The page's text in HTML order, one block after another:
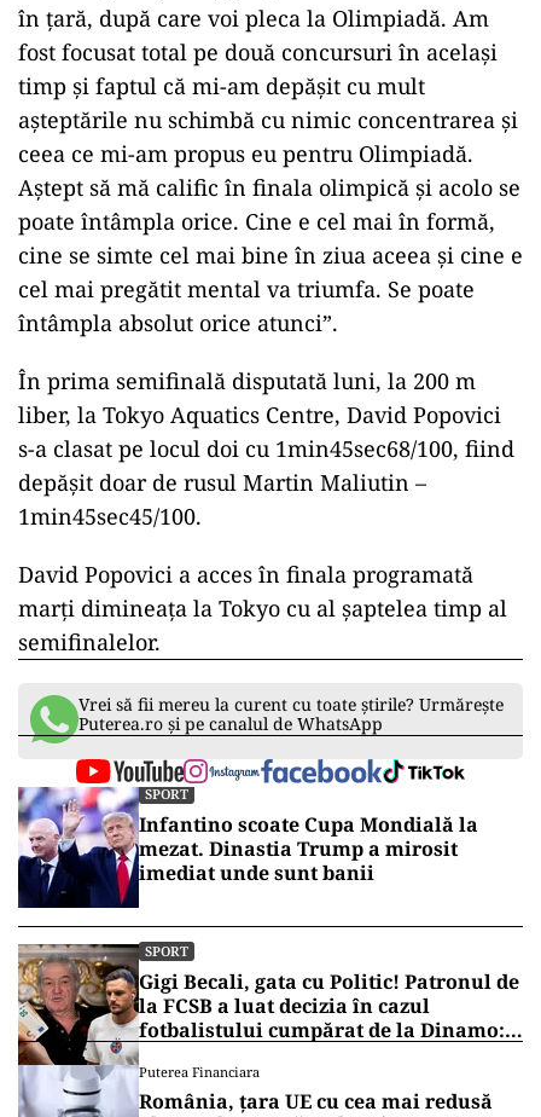
în ţară, după care voi pleca la Olimpiadă. Am
fost focusat total pe două concursuri în acelaşi
timp şi faptul că mi-am depăşit cu mult
aşteptările nu schimbă cu nimic concentrarea şi
ceea ce mi-am propus eu pentru Olimpiadă.
Aştept să mă calific în finala olimpică şi acolo se
poate întâmpla orice. Cine e cel mai în formă,
cine se simte cel mai bine în ziua aceea şi cine e
cel mai pregătit mental va triumfa. Se poate
întâmpla absolut orice atunci”.
În prima semifinală disputată luni, la 200 m
liber, la Tokyo Aquatics Centre, David Popovici
s-a clasat pe locul doi cu 1min45sec68/100, fiind
depăşit doar de rusul Martin Maliutin –
1min45sec45/100.
David Popovici a acces în finala programată
marţi dimineaţa la Tokyo cu al şaptelea timp al
semifinalelor.
Vrei să fii mereu la curent cu toate știrile? Urmărește
Puterea.ro și pe canalul de WhatsApp
SPORT
Infantino scoate Cupa Mondială la
mezat. Dinastia Trump a mirosit
imediat unde sunt banii
SPORT
Gigi Becali, gata cu Politic! Patronul de
la FCSB a luat decizia în cazul
fotbalistului cumpărat de la Dinamo:
Puterea Financiara
România, țara UE cu cea mai redusă